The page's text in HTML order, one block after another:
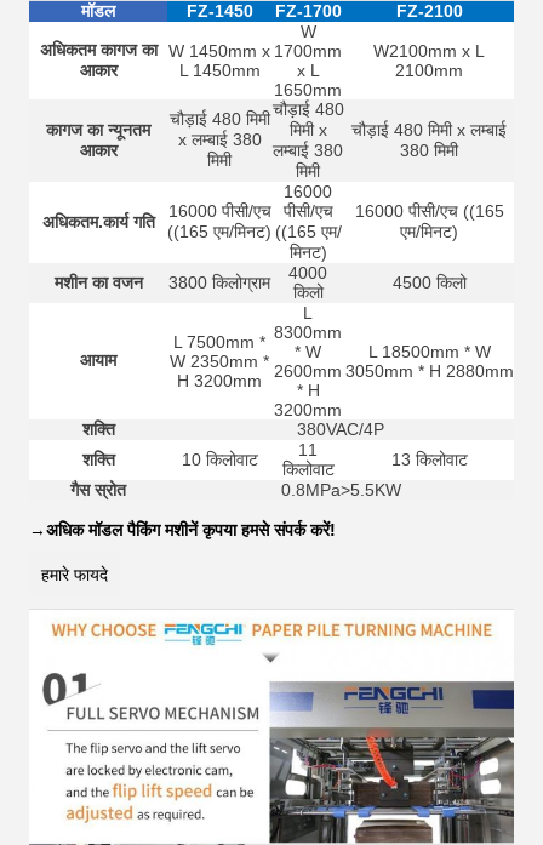
मॉडल FZ-1450 FZ-1700
FZ-2100
अधिकतम कागज का
आकार
W 1450mm x
L 1450mm
W
1700mm
x L
1650mm
W2100mm x L
2100mm
कागज का न्यूनतम
आकार
चौड़ाई 480 मिमी
x लम्बाई 380
मिमी
चौड़ाई 480
मिमी x
लम्बाई 380
मिमी
चौड़ाई 480 मिमी x लम्बाई
380 मिमी
अधिकतम.कार्य गति
16000 पीसी/एच
((165 एम/मिनट)
16000
पीसी/एच
((165 एम/
मिनट)
16000 पीसी/एच ((165
एम/मिनट)
मशीन का वजन 3800 किलोग्राम
4000
किलो
4500 किलो
आयाम
L 7500mm *
W 2350mm *
H 3200mm
L
8300mm
* W
2600mm
* H
3200mm
L 18500mm * W
3050mm * H 2880mm
शक्ति
380VAC/4P
शक्ति
10 किलोवाट
11
किलोवाट
13 किलोवाट
गैस स्रोत
0.8MPa>5.5KW
→अधिक मॉडल पैकिंग मशीनें कृपया हमसे संपर्क करें!
हमारे फायदे